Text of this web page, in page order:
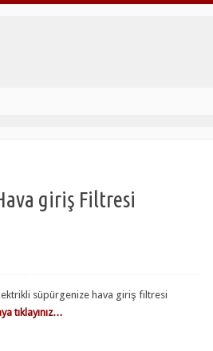
giriş Filtresi
süpürgenize hava giriş filtresi
tıklayınız…